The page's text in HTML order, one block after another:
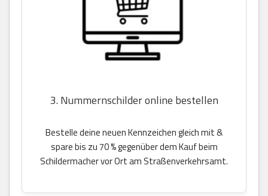
3. Nummernschilder online bestellen
Bestelle deine neuen Kennzeichen gleich mit &
spare bis zu 70 % gegenüber dem Kauf beim
Schildermacher vor Ort am Straßenverkehrsamt.